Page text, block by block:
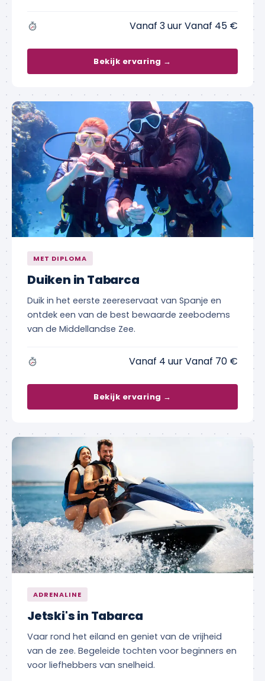
Vanaf 3 uur Vanaf 45 €
Bekijk ervaring →
MET DIPLOMA
Duiken in Tabarca
Duik in het eerste zeereservaat van Spanje en
ontdek een van de best bewaarde zeebodems
van de Middellandse Zee.
Vanaf 4 uur Vanaf 70 €
Bekijk ervaring →
ADRENALINE
Jetski's in Tabarca
Vaar rond het eiland en geniet van de vrijheid
van de zee. Begeleide tochten voor beginners en
voor liefhebbers van snelheid.